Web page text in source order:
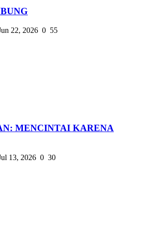
22, 2026 0 55
MENCINTAI KARENA
13, 2026 0 30